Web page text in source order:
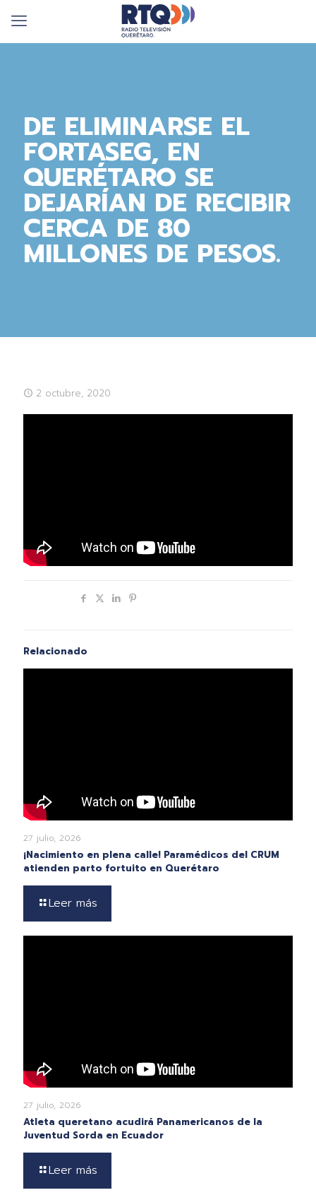
DE ELIMINARSE EL
FORTASEG, EN
QUERÉTARO SE
DEJARÍAN DE RECIBIR
CERCA DE 80
MILLONES DE PESOS.
2 octubre, 2020
Relacionado
27 julio, 2026
¡Nacimiento en plena calle! Paramédicos del CRUM
atienden parto fortuito en Querétaro
Leer más
27 julio, 2026
Atleta queretano acudirá Panamericanos de la
Juventud Sorda en Ecuador
Leer más